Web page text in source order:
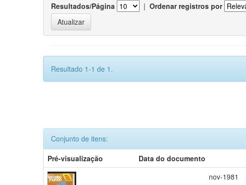
Resultados/Página | Ordenar registros por
Resultado 1-1 de 1.
Conjunto de itens:
Pré-visualização
Data do documento
nov-1981